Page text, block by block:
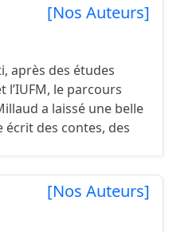
[Nos Auteurs]
après des études
l’IUFM, le parcours
a laissé une belle
écrit des contes, des
[Nos Auteurs]